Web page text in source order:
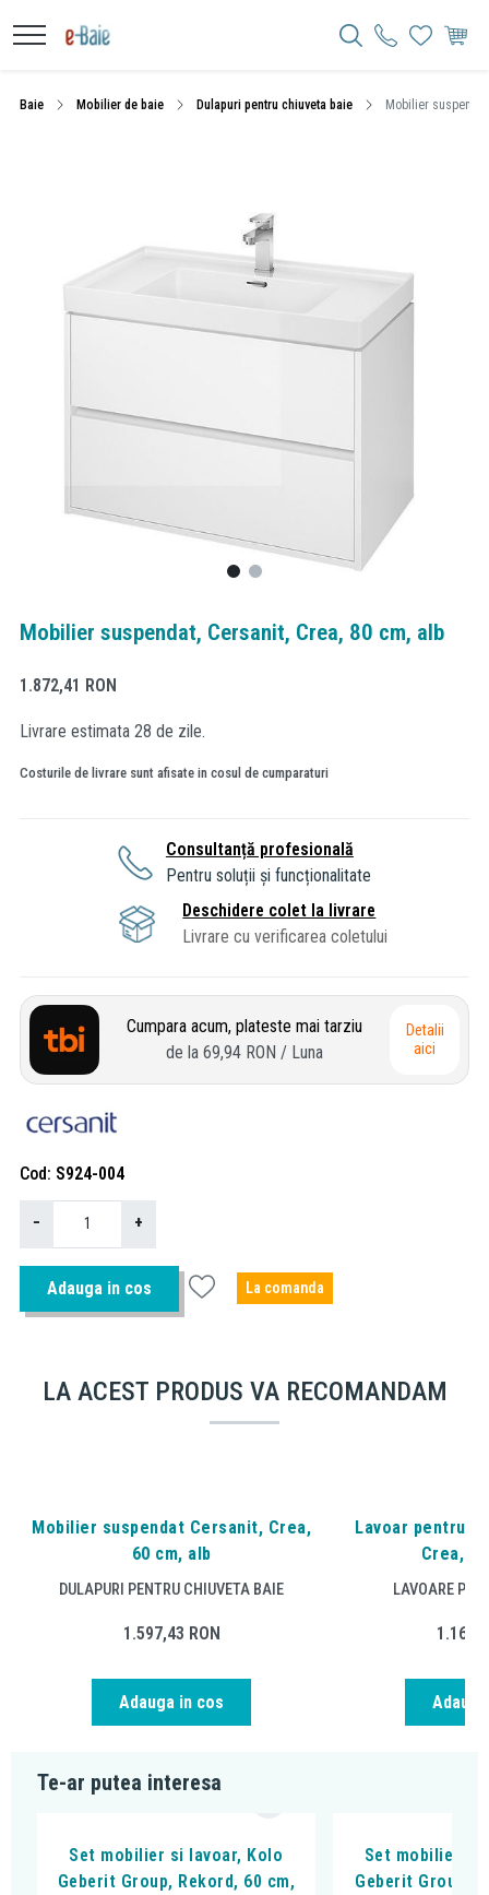
Baie Mobilier de baie Dulapuri pentru chiuveta baie Mobilier
Mobilier suspendat, Cersanit, Crea, 80 cm, alb
1.872,41 RON
Livrare estimata 28 de zile.
Costurile de livrare sunt afisate in cosul de cumparaturi
Consultanță profesională
Pentru soluții și funcționalitate
Deschidere colet la livrare
Livrare cu verificarea coletului
Cumpara acum, plateste mai tarziu
de la 69,94 RON / Luna
Detalii
aici
Cod S924-004
− +
Adauga in cos La comanda
LA ACEST PRODUS VA RECOMANDAM
Mobilier suspendat Cersanit, Crea,
60 cm, alb
DULAPURI PENTRU CHIUVETA BAIE
1.597,43 RON
Adauga in cos
Lavoar pentru
Crea,
LAVOARE
Te-ar putea interesa
Set mobilier si lavoar, Kolo
Geberit Group, Rekord, 60 cm,
Set mobilier si
Geberit Group,